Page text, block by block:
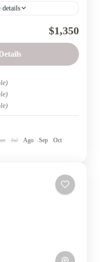
details
Tortuga Bay e Islas
las Islas Encantadas
$1,350
Jul Ago Sep
Oct